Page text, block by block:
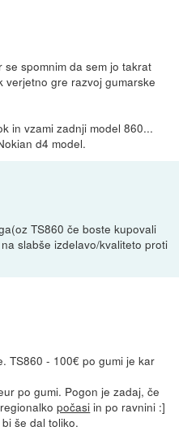
spomnim da sem jo takrat
verjetno gre razvoj gumarske
in vzami zadnji model 860...
d4 model.
TS860 če boste kupovali
slabše izdelavo/kvaliteto proti
TS860 - 100€ po gumi je kar
po gumi. Pogon je zadaj, če
počasi in po ravnini :]
še dal toliko.